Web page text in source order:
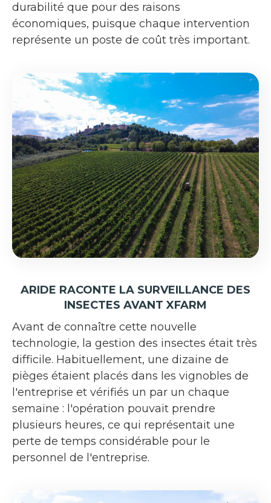
durabilité que pour des raisons
économiques, puisque chaque intervention
représente un poste de coût très important.
ARIDE RACONTE LA SURVEILLANCE DES
INSECTES AVANT XFARM
Avant de connaître cette nouvelle
technologie, la gestion des insectes était très
difficile. Habituellement, une dizaine de
pièges étaient placés dans les vignobles de
l'entreprise et vérifiés un par un chaque
semaine : l'opération pouvait prendre
plusieurs heures, ce qui représentait une
perte de temps considérable pour le
personnel de l'entreprise.